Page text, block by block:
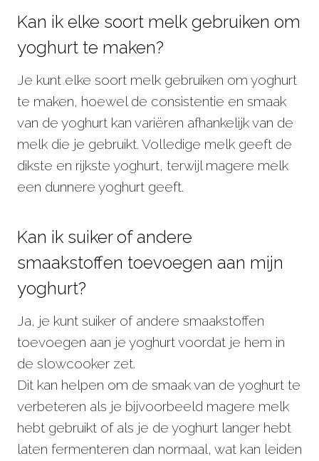
Kan ik elke soort melk gebruiken om
yoghurt te maken?
Je kunt elke soort melk gebruiken om yoghurt
te maken, hoewel de consistentie en smaak
van de yoghurt kan variëren afhankelijk van de
melk die je gebruikt. Volledige melk geeft de
dikste en rijkste yoghurt, terwijl magere melk
een dunnere yoghurt geeft.
Kan ik suiker of andere
smaakstoffen toevoegen aan mijn
yoghurt?
Ja, je kunt suiker of andere smaakstoffen
toevoegen aan je yoghurt voordat je hem in
de slowcooker zet.
Dit kan helpen om de smaak van de yoghurt te
verbeteren als je bijvoorbeeld magere melk
hebt gebruikt of als je de yoghurt langer hebt
laten fermenteren dan normaal, wat kan leiden